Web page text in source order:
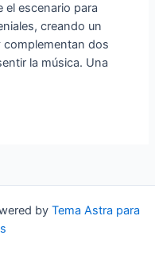
el escenario para
creando un
dos
la música. Una
by Tema Astra para